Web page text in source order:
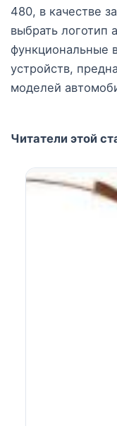
480, в качестве
выбрать логотип
функциональные
устройств,
моделей
Читатели этой